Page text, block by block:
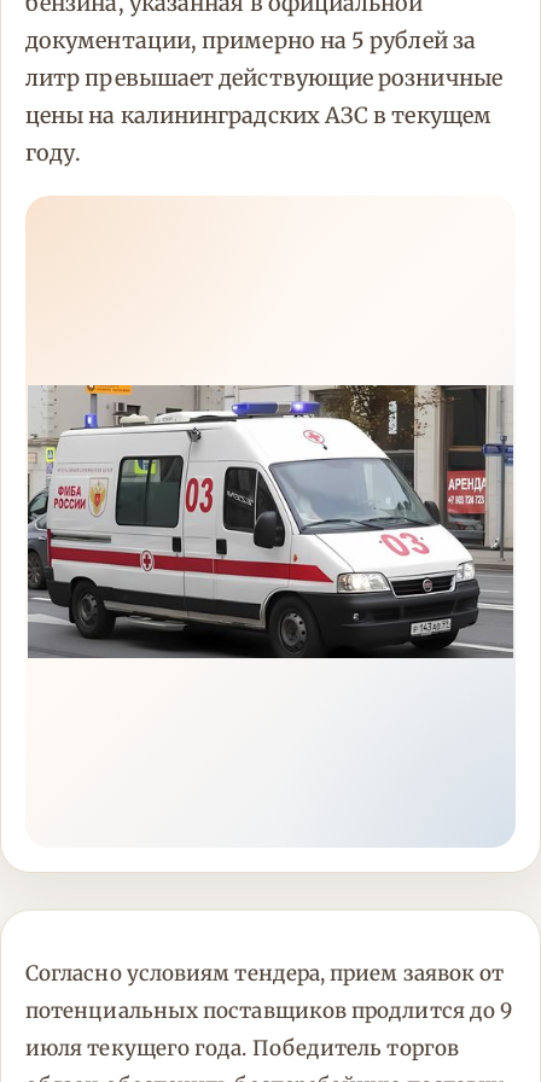
документации, примерно на 5 рублей за
литр превышает действующие розничные
цены на калининградских АЗС в текущем
году.
Согласно условиям тендера, прием заявок от
потенциальных поставщиков продлится до 9
июля текущего года. Победитель торгов